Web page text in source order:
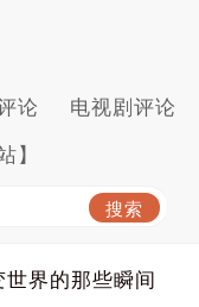
论 电视剧评论
】
界的那些瞬间